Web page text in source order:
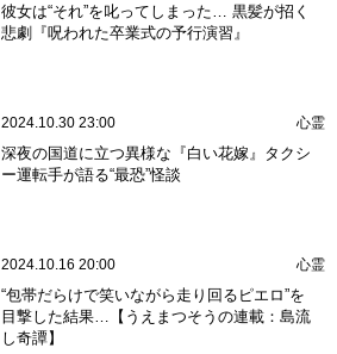
彼女は“それ”を叱ってしまった… 黒髪が招く
悲劇『呪われた卒業式の予行演習』
2024.10.30 23:00 心霊
深夜の国道に立つ異様な『白い花嫁』タクシ
ー運転手が語る“最恐”怪談
2024.10.16 20:00 心霊
“包帯だらけで笑いながら走り回るピエロ”を
目撃した結果…【うえまつそうの連載：島流
し奇譚】